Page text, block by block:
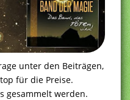
unter den Beiträgen,
für die Preise.
gesammelt werden.